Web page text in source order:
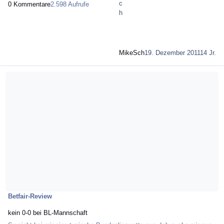
0 Kommentare2.598 Aufrufe
MikeSch19. Dezember 201114 Jr.
Betfair-Review
kein 0-0 bei BL-Mannschaft